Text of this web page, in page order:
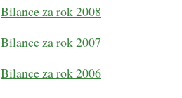
Bilance za rok 2008
Bilance za rok 2007
Bilance za rok 2006